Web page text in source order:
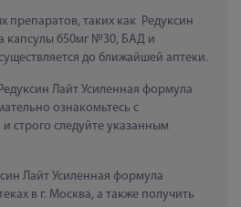
препаратов, таких как  Редуксин
капсулы 650мг №30, БАД и
до ближайшей аптеки.
Лайт Усиленная формула
ознакомьтесь с
строго следуйте указанным
Лайт Усиленная формула
в г. Москва, а также получить